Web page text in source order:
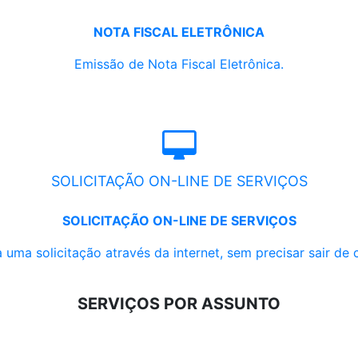
NOTA FISCAL ELETRÔNICA
Emissão de Nota Fiscal Eletrônica.
SOLICITAÇÃO ON-LINE DE SERVIÇOS
SOLICITAÇÃO ON-LINE DE SERVIÇOS
uma solicitação através da internet, sem precisar sair de
SERVIÇOS POR ASSUNTO